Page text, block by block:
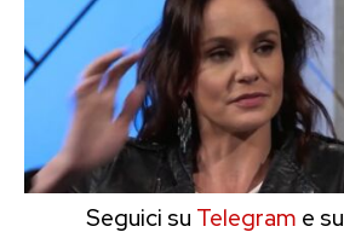
Seguici su Telegram e su